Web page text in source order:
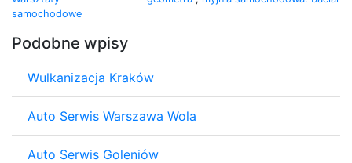
samochodowe
Podobne wpisy
Wulkanizacja Kraków
Auto Serwis Warszawa Wola
Auto Serwis Goleniów